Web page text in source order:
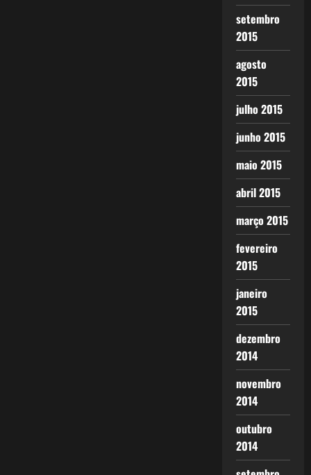
setembro
2015
agosto
2015
julho 2015
junho 2015
maio 2015
abril 2015
março 2015
fevereiro
2015
janeiro
2015
dezembro
2014
novembro
2014
outubro
2014